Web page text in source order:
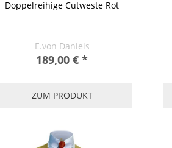
Doppelreihige Cutweste Rot
E.von Daniels
189,00 € *
ZUM PRODUKT